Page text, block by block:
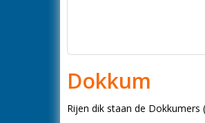
Dokkum
Rijen dik staan de